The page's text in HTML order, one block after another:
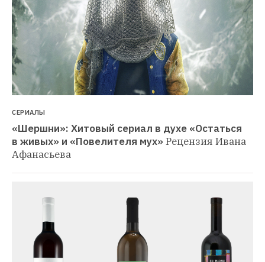
СЕРИАЛЫ
«Шершни»: Хитовый сериал в духе «Остаться
в живых» и «Повелителя мух» Рецензия Ивана
Афанасьева